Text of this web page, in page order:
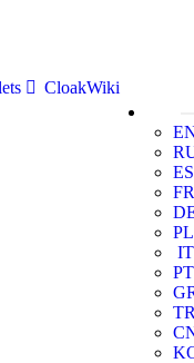
CloakWiki
ES
FR
PL
IT
PT